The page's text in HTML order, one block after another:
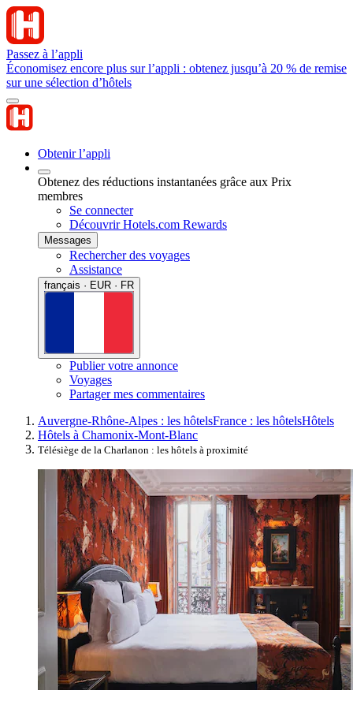
Passez à l’appli
Économisez encore plus sur l’appli : obtenez jusqu’à 20 % de remise
sur une sélection d’hôtels
Obtenir l’appli
Obtenez des réductions instantanées grâce aux Prix
membres
Se connecter
Découvrir Hotels.com Rewards
Messages
Rechercher des voyages
Assistance
français · EUR · FR
Publier votre annonce
Voyages
Partager mes commentaires
Auvergne-Rhône-Alpes : les hôtelsFrance : les hôtelsHôtels
Hôtels à Chamonix-Mont-Blanc
Télésiège de la Charlanon : les hôtels à proximité